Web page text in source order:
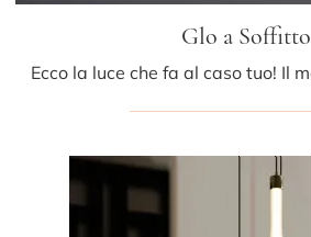
Glo a Soffitto